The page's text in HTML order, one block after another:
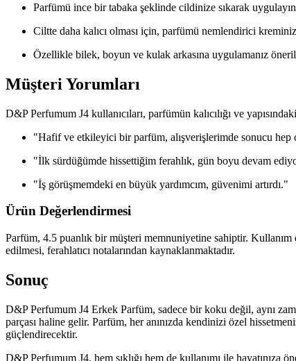
Parfümü ince bir tabaka şeklinde cildinize sıkarak
Ciltte daha kalıcı olması için, parfümü nemlendirici
Özellikle bilek, boyun ve kulak arkasına uygulamanız
Müşteri Yorumları
D&P Perfumum J4 kullanıcıları, parfümün kalıcılığı ve
"Hafif ve etkileyici bir parfüm, alışverişlerimde sonucu hep
"İlk sürdüğümde hissettiğim ferahlık, gün boyu devam
"İş görüşmemdeki en büyük yardımcım, güvenimi artırdı."
Ürün Değerlendirmesi
Parfüm, 4.5 puanlık bir müşteri memnuniyetine sahiptir.
edilmesi, ferahlatıcı notalarından kaynaklanmaktadır.
Sonuç
D&P Perfumum J4 Erkek Parfüm, sadece bir koku değil, aynı
parçası haline gelir. Parfüm, her anınızda kendinizi özel
güçlendirecektir.
D&P Perfumum J4, hem şıklığı hem de kullanımı ile hayatınıza